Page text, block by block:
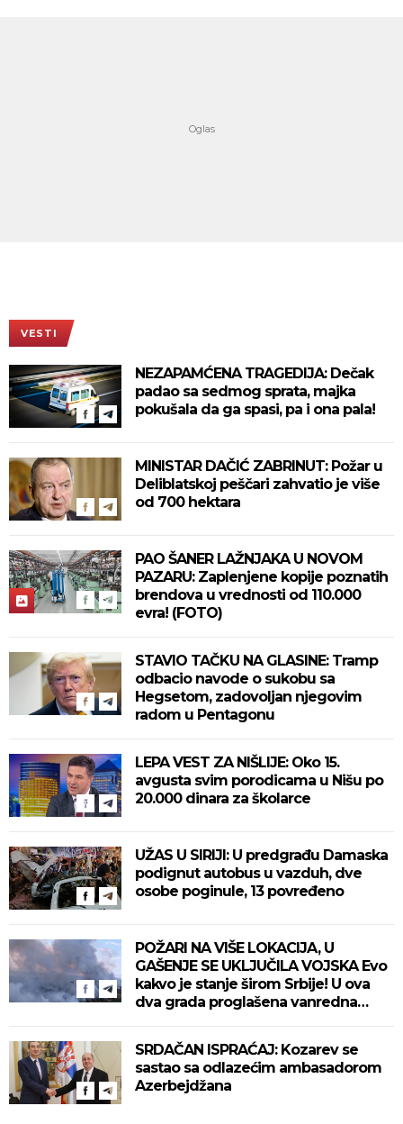
VESTI
NEZAPAMĆENA TRAGEDIJA: Dečak
padao sa sedmog sprata, majka
pokušala da ga spasi, pa i ona pala!
MINISTAR DAČIĆ ZABRINUT: Požar u
Deliblatskoj peščari zahvatio je više
od 700 hektara
PAO ŠANER LAŽNJAKA U NOVOM
PAZARU: Zaplenjene kopije poznatih
brendova u vrednosti od 110.000
evra! (FOTO)
STAVIO TAČKU NA GLASINE: Tramp
odbacio navode o sukobu sa
Hegsetom, zadovoljan njegovim
radom u Pentagonu
LEPA VEST ZA NIŠLIJE: Oko 15.
avgusta svim porodicama u Nišu po
20.000 dinara za školarce
UŽAS U SIRIJI: U predgrađu Damaska
podignut autobus u vazduh, dve
osobe poginule, 13 povređeno
POŽARI NA VIŠE LOKACIJA, U
GAŠENJE SE UKLJUČILA VOJSKA Evo
kakvo je stanje širom Srbije! U ova
dva grada proglašena vanredna
SRDAČAN ISPRAĆAJ: Kozarev se
sastao sa odlazećim ambasadorom
Azerbejdžana